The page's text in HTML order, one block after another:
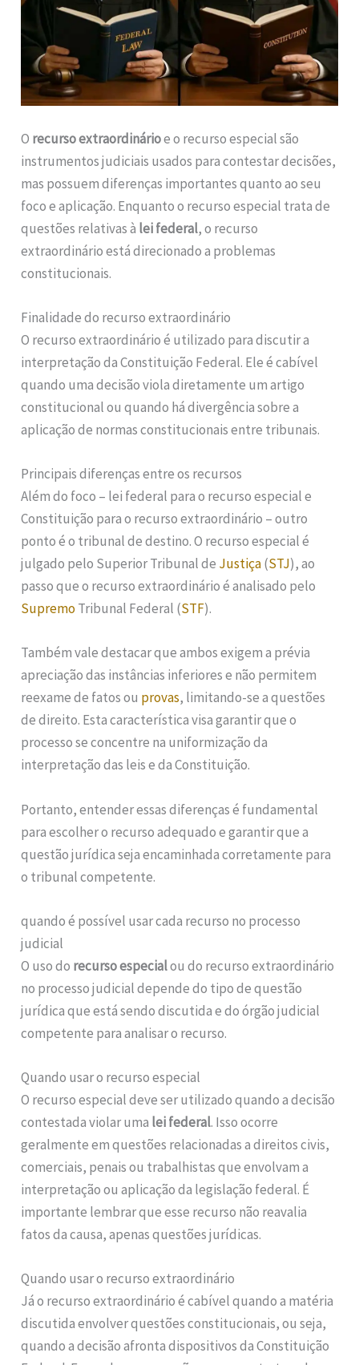
O recurso extraordinárioe o recurso especial são
instrumentos judiciais usados para contestar decisões,
mas possuem diferenças importantes quanto ao seu
foco e aplicação. Enquanto o recurso especial trata de
questões relativas à lei federal, o recurso
extraordinário está direcionado a problemas
constitucionais.
Finalidade do recurso extraordinário
O recurso extraordinário é utilizado para discutir a
interpretação da Constituição Federal. Ele é cabível
quando uma decisão viola diretamente um artigo
constitucional ou quando há divergência sobre a
aplicação de normas constitucionais entre tribunais.
Principais diferenças entre os recursos
Além do foco – lei federal para o recurso especial e
Constituição para o recurso extraordinário – outro
ponto é o tribunal de destino. O recurso especial é
julgado pelo Superior Tribunal de Justiça(STJ), ao
passo que o recurso extraordinário é analisado pelo
SupremoTribunal Federal (STF).
Também vale destacar que ambos exigem a prévia
apreciação das instâncias inferiores e não permitem
reexame de fatos ou provas, limitando-se a questões
de direito. Esta característica visa garantir que o
processo se concentre na uniformização da
interpretação das leis e da Constituição.
Portanto, entender essas diferenças é fundamental
para escolher o recurso adequado e garantir que a
questão jurídica seja encaminhada corretamente para
o tribunal competente.
quando é possível usar cada recurso no processo
judicial
O uso do recurso especialou do recurso extraordinário
no processo judicial depende do tipo de questão
jurídica que está sendo discutida e do órgão judicial
competente para analisar o recurso.
Quando usar o recurso especial
O recurso especial deve ser utilizado quando a decisão
contestada violar uma lei federal. Isso ocorre
geralmente em questões relacionadas a direitos civis,
comerciais, penais ou trabalhistas que envolvam a
interpretação ou aplicação da legislação federal. É
importante lembrar que esse recurso não reavalia
fatos da causa, apenas questões jurídicas.
Quando usar o recurso extraordinário
Já o recurso extraordinário é cabível quando a matéria
discutida envolver questões constitucionais, ou seja,
quando a decisão afronta dispositivos da Constituição